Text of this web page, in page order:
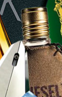
Eau de